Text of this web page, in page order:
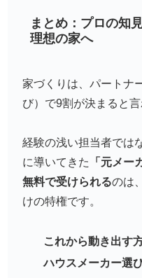
まとめ：プロの知
理想の家へ
家づくりは、パートナ
び）で9割が決まると言
経験の浅い担当者では
に導いてきた
「元メー
無料で受けられるのは、
けの特権です。
これから動き出す
ハウスメーカー選